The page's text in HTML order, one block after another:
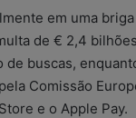
em uma
de € 2,4
de buscas,
Comissão
e o Apple Pay.